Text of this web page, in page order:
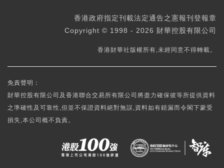
香港政府指定刊載法定通告之憲報刊登報章
Copyright © 1998 - 2026 財華控股有限公司
香港財華社版權所有,未經同意不得轉載。
免責聲明：
財華控股有限公司及香港聯合交易所有限公司將盡力確保彼等所提供資料
之準確性及可靠性,但並不保證資料絕對無誤,資料如有錯漏而令閣下蒙受
損失,本公司概不負責。